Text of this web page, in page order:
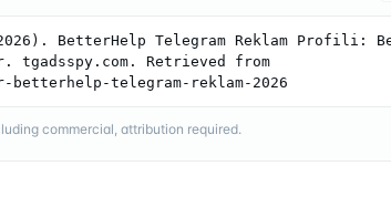
BetterHelp Telegram Reklam Profili:
tgadsspy.com. Retrieved from
telegram-reklam-2026
commercial, attribution required.